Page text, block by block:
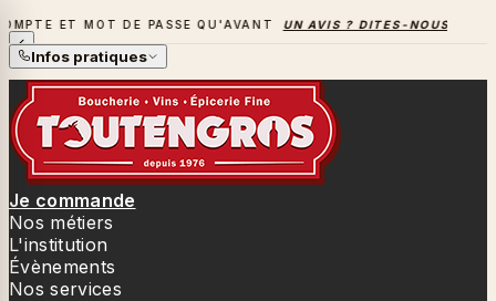
MOT DE PASSE QU'AVANT UN AVIS ? DITES-NOUS TOUT →
LA SAISON DES BARBECUES BAT SON PLEIN
Infos pratiques
Je commande
Nos métiers
L'institution
Évènements
Nos services